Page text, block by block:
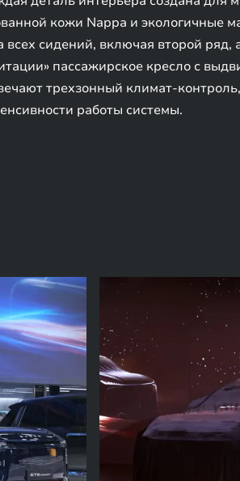
кожи Nappa и экологичные
сидений, включая второй ряд,
пассажирское кресло с
трехзонный климат-
работы системы.